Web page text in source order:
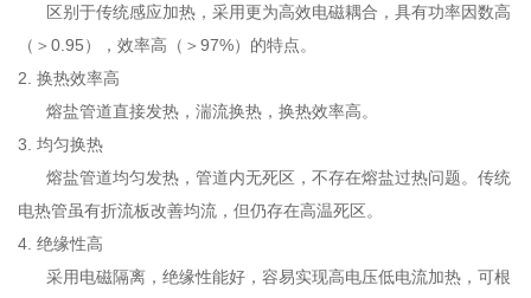
区别于传统感应加热，采用更为高效电磁耦合，具有功率因数高
（＞0.95），效率高（＞97%）的特点。
2. 换热效率高
熔盐管道直接发热，湍流换热，换热效率高。
3. 均匀换热
熔盐管道均匀发热，管道内无死区，不存在熔盐过热问题。传统
电热管虽有折流板改善均流，但仍存在高温死区。
4. 绝缘性高
采用电磁隔离，绝缘性能好，容易实现高电压低电流加热，可根